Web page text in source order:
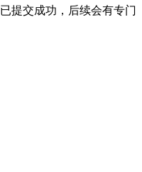
已提交成功，后续会有专门